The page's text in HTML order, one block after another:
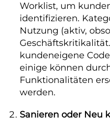
Worklist, um
identifizieren.
Nutzung (aktiv,
kundeneigene
einige können
Funktionalitäten
werden.
Sanieren oder Neu